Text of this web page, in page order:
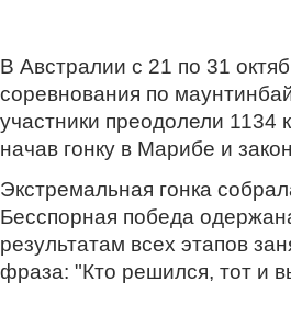
В Австралии с 21 по 31
соревнования по
участники преодолели 1134
начав гонку в Марибе и
Экстремальная гонка
Бесспорная победа
результатам всех этапов
фраза: "Кто решился, тот и